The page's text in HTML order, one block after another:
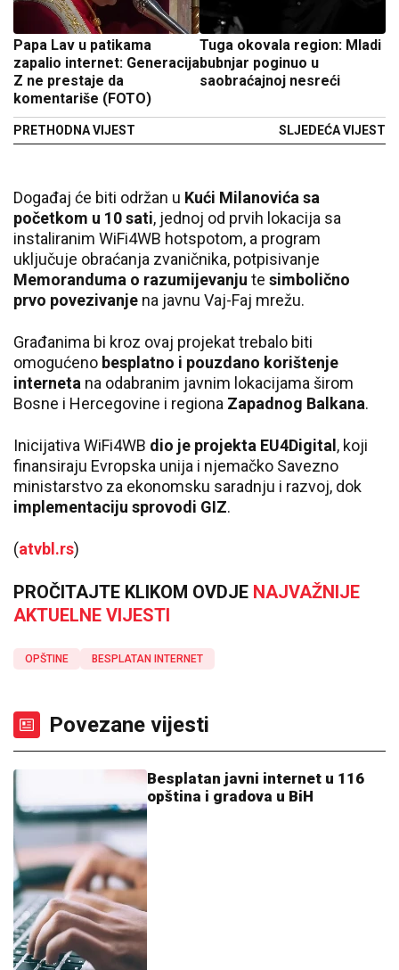
Papa Lav u patikama
zapalio internet: Generacija
Z ne prestaje da
komentariše (FOTO)
PRETHODNA VIJEST
Tuga okovala region: Mladi
bubnjar poginuo u
saobraćajnoj nesreći
SLJEDEĆA VIJEST
Događaj će biti održan u Kući Milanovića sa
početkom u 10 sati, jednoj od prvih lokacija sa
instaliranim WiFi4WB hotspotom, a program
uključuje obraćanja zvaničnika, potpisivanje
Memoranduma o razumijevanju te simbolično
prvo povezivanje na javnu Vaj-Faj mrežu.
Građanima bi kroz ovaj projekat trebalo biti
omogućeno besplatno i pouzdano korištenje
interneta na odabranim javnim lokacijama širom
Bosne i Hercegovine i regiona Zapadnog Balkana.
Inicijativa WiFi4WB dio je projekta EU4Digital , koji
finansiraju Evropska unija i njemačko Savezno
ministarstvo za ekonomsku saradnju i razvoj, dok
implementaciju sprovodi GIZ.
(atvbl.rs)
PROČITAJTE KLIKOM OVDJE NAJVAŽNIJE
AKTUELNE VIJESTI
OPŠTINE BESPLATAN INTERNET
Povezane vijesti
Besplatan javni internet u 116
opština i gradova u BiH